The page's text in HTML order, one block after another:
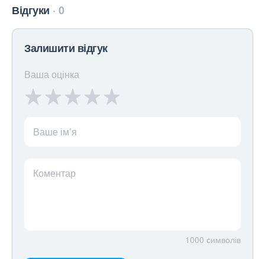
Відгуки 0
Залишити відгук
Ваша оцінка
Ваше ім’я
Коментар
1000 символів